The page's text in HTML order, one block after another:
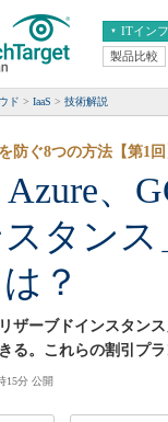
ITイン
エンタープライ
ERP
CX
情報系システム
製品比較
ド IaaS 技術解説
Azure、
スタン
？
防ぐ8つの方法【第1回
ザーブドインスタン
る。これらの割引プ
15分 公開